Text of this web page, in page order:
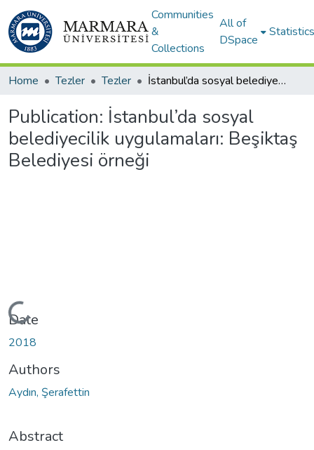
Communities
&
Collections
All of
DSpace
Statistics
Home Tezler Tezler İstanbul’da sosyal belediyecilik uygulamaları: Beşiktaş Belediyesi örneği
Publication: İstanbul’da sosyal
belediyecilik uygulamaları: Beşiktaş
Belediyesi örneği
Loading...
Date
2018
Authors
Aydın, Şerafettin
Abstract